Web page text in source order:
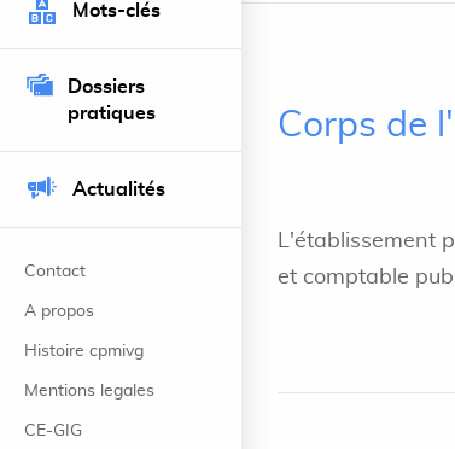
Mots-clés
Dossiers
pratiques
Actualités
Contact
A propos
Histoire cpmivg
Mentions legales
CE-GIG
Corps de
L'établissement
et comptable